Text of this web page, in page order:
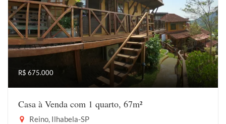
R$ 675.000
Casa à Venda com 1 quarto, 67m²
Reino, Ilhabela-SP